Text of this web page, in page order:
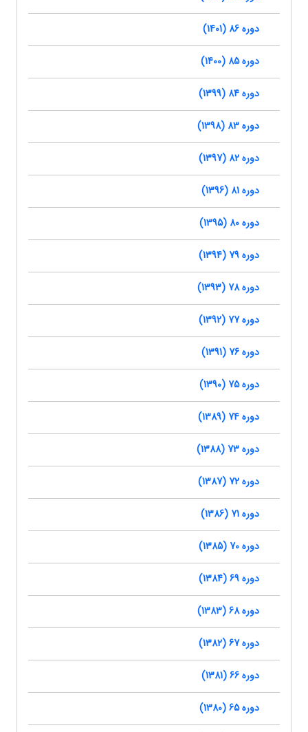
دوره 86 (1401)
دوره 85 (1400)
دوره 84 (1399)
دوره 83 (1398)
دوره 82 (1397)
دوره 81 (1396)
دوره 80 (1395)
دوره 79 (1394)
دوره 78 (1393)
دوره 77 (1392)
دوره 76 (1391)
دوره 75 (1390)
دوره 74 (1389)
دوره 73 (1388)
دوره 72 (1387)
دوره 71 (1386)
دوره 70 (1385)
دوره 69 (1384)
دوره 68 (1383)
دوره 67 (1382)
دوره 66 (1381)
دوره 65 (1380)